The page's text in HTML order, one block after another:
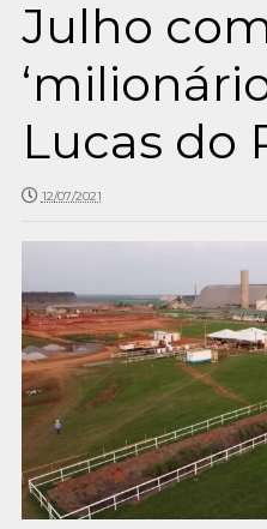
Julho
Lucas do
12/07/2021